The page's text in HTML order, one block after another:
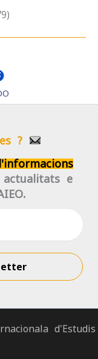
?
e
d'Estudis